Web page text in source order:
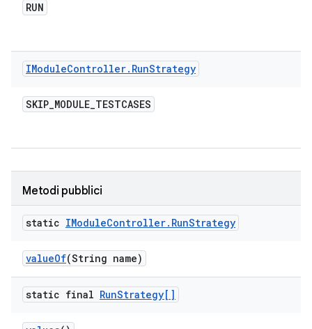
RUN
IModuleController. RunStrategy
SKIP_MODULE_TESTCASES
Metodi pubblici
static IModuleController. RunStrategy
valueOf(String name)
static final RunStrategy[]